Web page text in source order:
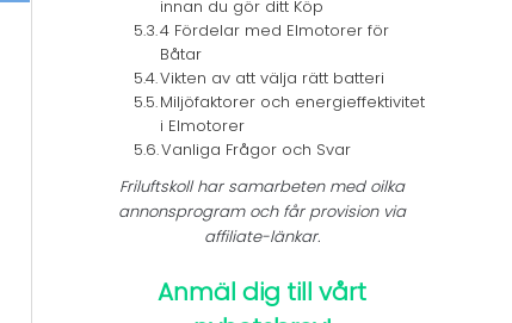
innan du gör ditt Köp
4 Fördelar med Elmotorer för
Båtar
Vikten av att välja rätt batteri
Miljöfaktorer och energieffektivitet
i Elmotorer
Vanliga Frågor och Svar
Friluftskoll har samarbeten med oilka
annonsprogram och får provision via
affiliate-länkar.
Anmäl dig till vårt